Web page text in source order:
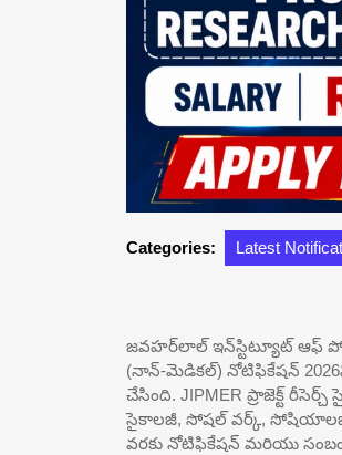
Categories: Latest
జవహర్‌లాల్ ఇన్‌స్టిట్యూట్ ఆఫ్
(నాన్-మెడికల్) నోటిఫికేషన్ 2026ని
చేసింది. JIPMER ప్రాజెక్ట్
సైకాలజీ, సోషల్ వర్క్,
వరకు నోటిఫికేషన్ మరియు